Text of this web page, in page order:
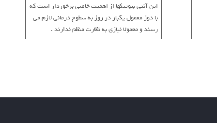
این آنتی بیوتیکها از اهمیت خاصی برخوردار است که
با دوز معمول یکبار در روز به سطوح درمانی لازم می
رسند و معمولا نیازی به نظارت منظم ندارند .